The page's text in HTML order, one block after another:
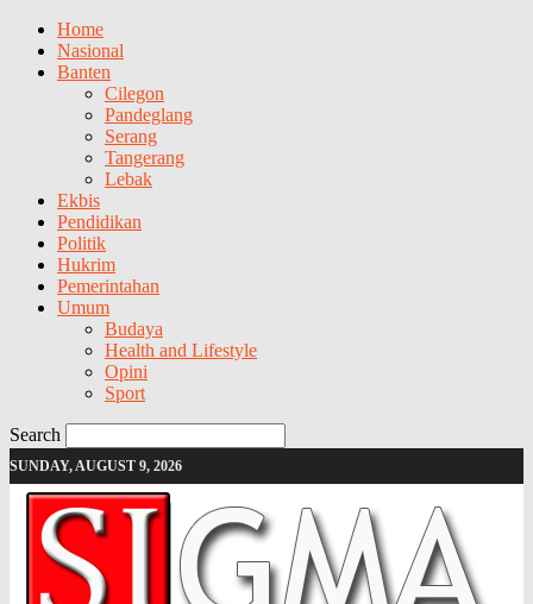
Home
Nasional
Banten
Cilegon
Pandeglang
Serang
Tangerang
Lebak
Ekbis
Pendidikan
Politik
Hukrim
Pemerintahan
Umum
Budaya
Health and Lifestyle
Opini
Sport
Search
SUNDAY, AUGUST 9, 2026